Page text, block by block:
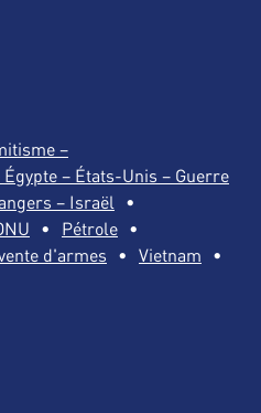
–
– États-Unis – Guerre
– Israël
Pétrole
d'armes
Vietnam